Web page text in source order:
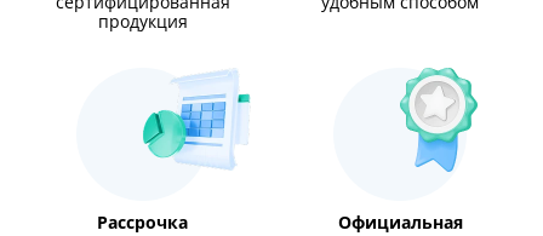
продукция
Рассрочка
Официальная